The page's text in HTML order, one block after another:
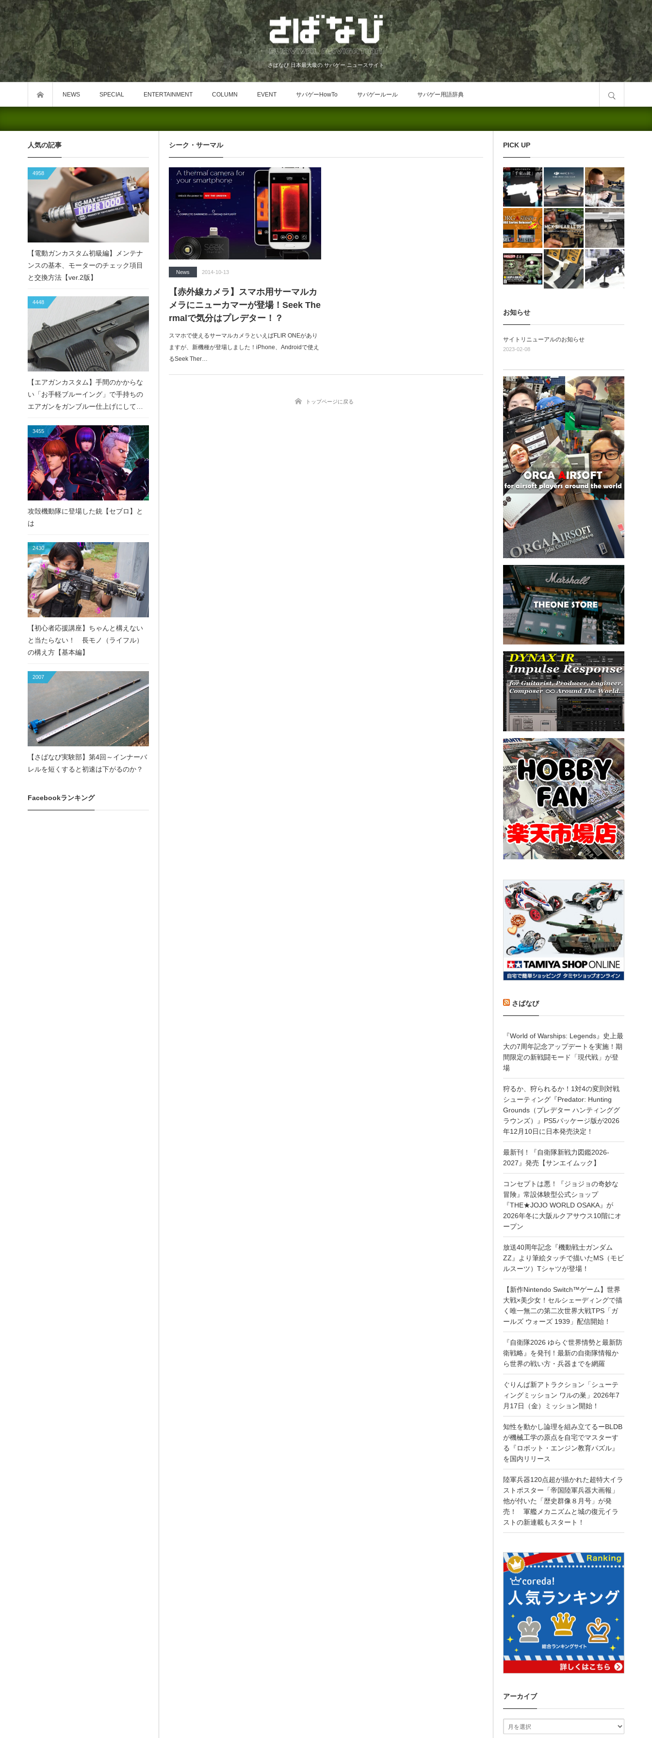
さばなび 日本最大級の サバゲー ニュースサイト
NEWS SPECIAL ENTERTAINMENT COLUMN EVENT サバゲーHowTo サバゲールール サバゲー用語辞典
シーク・サーマル
News 2014-10-13
【赤外線カメラ】スマホ用サーマルカ
メラにニューカマーが登場！Seek The
rmalで気分はプレデター！？
スマホで使えるサーマルカメラといえばFLIR ONEがあり
ますが、新機種が登場しました！iPhone、Androidで使え
るSeek Ther…
トップページに戻る
人気の記事
4958
【電動ガンカスタム初級編】メンテナ
ンスの基本、モーターのチェック項目
と交換方法【ver.2版】
4448
【エアガンカスタム】手間のかからな
い「お手軽ブルーイング」で手持ちの
エアガンをガンブルー仕上げにしてみ
3455
攻殻機動隊に登場した銃【セブロ】と
は
2430
【初心者応援講座】ちゃんと構えない
と当たらない！ 長モノ（ライフル）
の構え方【基本編】
2007
【さばなび実験部】第4回～インナーバ
レルを短くすると初速は下がるのか？
Facebookランキング
PICK UP
お知らせ
サイトリニューアルのお知らせ
2023-02-08
さばなび
『World of Warships: Legends』史上最
大の7周年記念アップデートを実施！期
間限定の新戦闘モード「現代戦」が登
場
狩るか、狩られるか！1対4の変則対戦
シューティング『Predator: Hunting
Grounds（プレデター ハンティンググ
ラウンズ）』PS5パッケージ版が2026
年12月10日に日本発売決定！
最新刊！『自衛隊新戦力図鑑2026-
2027』発売【サンエイムック】
コンセプトは悪！『ジョジョの奇妙な
冒険』常設体験型公式ショップ
『THE★JOJO WORLD OSAKA』が
2026年冬に大阪ルクアサウス10階にオ
ープン
放送40周年記念『機動戦士ガンダム
ZZ』より筆絵タッチで描いたMS（モビ
ルスーツ）Tシャツが登場！
【新作Nintendo Switch™ゲーム】世界
大戦×美少女！セルシェーディングで描
く唯一無二の第二次世界大戦TPS「ガ
ールズ ウォーズ 1939」配信開始！
『自衛隊2026 ゆらぐ世界情勢と最新防
衛戦略』を発刊！最新の自衛隊情報か
ら世界の戦い方・兵器までを網羅
ぐりんぱ新アトラクション「シューテ
ィングミッション ワルの巣」2026年7
月17日（金）ミッション開始！
知性を動かし論理を組み立てるーBLDB
が機械工学の原点を自宅でマスターす
る『ロボット・エンジン教育パズル』
を国内リリース
陸軍兵器120点超が描かれた超特大イラ
ストポスター「帝国陸軍兵器大画報」
他が付いた「歴史群像８月号」が発
売！ 軍艦メカニズムと城の復元イラ
ストの新連載もスタート！
アーカイブ